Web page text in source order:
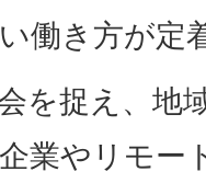
働き方が定
を捉え、地
業やリモー